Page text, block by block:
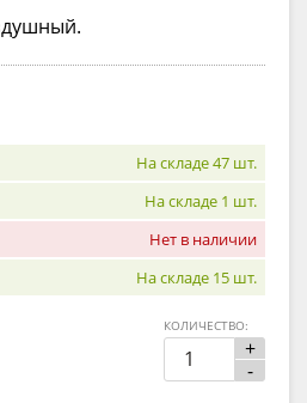
На складе 47 шт.
На складе 1 шт.
Нет в наличии
На складе 15 шт.
+
-
КОЛИЧЕСТВО: